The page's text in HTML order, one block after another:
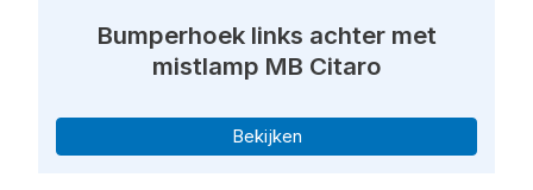
Bumperhoek links achter met
mistlamp MB Citaro
Bekijken